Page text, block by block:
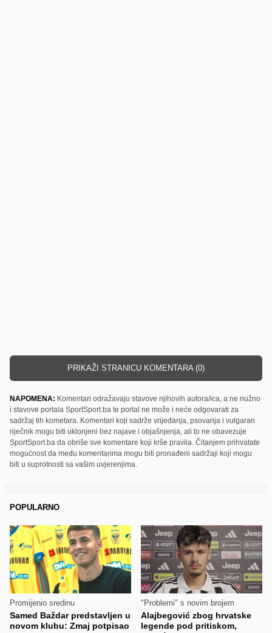
PRIKAŽI STRANICU KOMENTARA (0)
NAPOMENA: Komentari odražavaju stavove njihovih autora/ica, a ne nužno
i stavove portala SportSport.ba te portal ne može i neće odgovarati za
sadržaj tih kometara. Komentari koji sadrže vrijeđanja, psovanja i vulgaran
riječnik mogu biti uklonjeni bez najave i objašnjenja, ali to ne obavezuje
SportSport.ba da obriše sve komentare koji krše pravila. Čitanjem prihvatate
mogućnost da među komentarima mogu biti pronađeni sadržaji koji mogu
biti u suprotnosti sa vašim uvjerenjima.
POPULARNO
Promijenio sredinu
Samed Baždar predstavljen u
novom klubu: Zmaj potpisao
"Problemi" s novim brojem
Alajbegović zbog hrvatske
legende pod pritiskom,